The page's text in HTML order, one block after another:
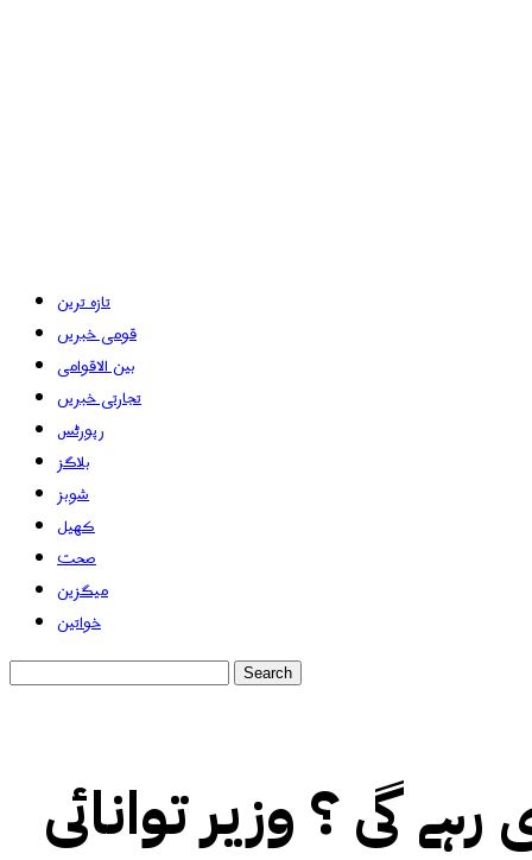
تازہ ترین
قومی خبریں
بین الاقوامی
تجارتی خبریں
رپورٹس
بلاگز
شوبز
کھیل
صحت
میگزین
خواتین
گی ؟ وزیر توانائی